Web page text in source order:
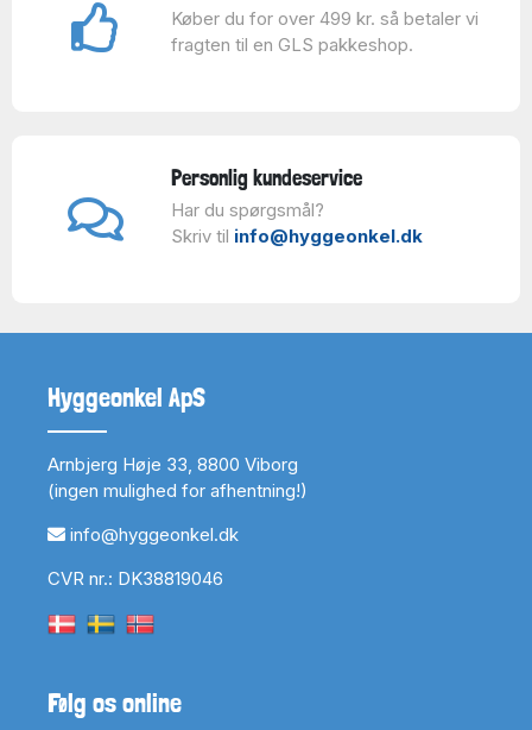
Køber du for over 499 kr. så betaler vi
fragten til en GLS pakkeshop.
Personlig kundeservice
Har du spørgsmål?
Skriv til info@hyggeonkel.dk
Hyggeonkel ApS
Arnbjerg Høje 33, 8800 Viborg
(ingen mulighed for afhentning!)
info@hyggeonkel.dk
CVR nr.: DK38819046
Følg os online